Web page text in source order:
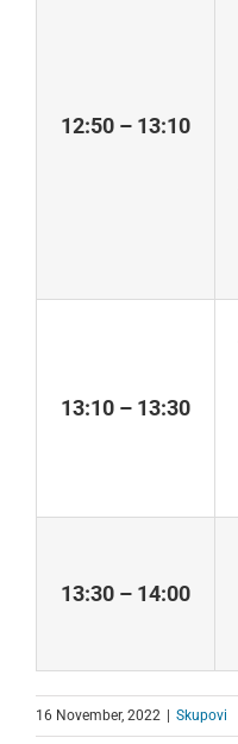
12:50 – 13:10
13:10 – 13:30
13:30 – 14:00
16 November, 2022 Skupovi